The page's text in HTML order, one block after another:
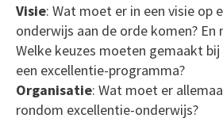
Visie: Wat moet er in een visie op
onderwijs aan de orde komen? En
Welke keuzes moeten gemaakt
een excellentie-programma?
Organisatie: Wat moet er
rondom excellentie-onderwijs?